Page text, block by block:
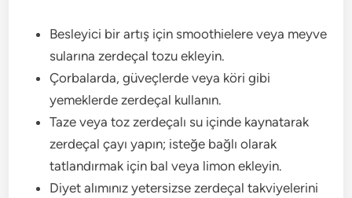
Besleyici bir artış için smoothielere veya meyve
sularına zerdeçal tozu ekleyin.
Çorbalarda, güveçlerde veya köri gibi
yemeklerde zerdeçal kullanın.
Taze veya toz zerdeçalı su içinde kaynatarak
zerdeçal çayı yapın; isteğe bağlı olarak
tatlandırmak için bal veya limon ekleyin.
Diyet alımınız yetersizse zerdeçal takviyelerini